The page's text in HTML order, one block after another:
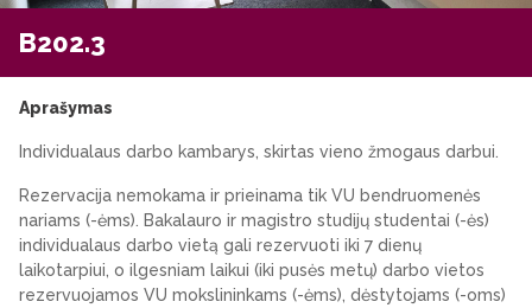
B202.3
Aprašymas
Individualaus darbo kambarys, skirtas vieno žmogaus darbui.
Rezervacija nemokama ir prieinama tik VU bendruomenės
nariams (-ėms). Bakalauro ir magistro studijų studentai (-ės)
individualaus darbo vietą gali rezervuoti iki 7 dienų
laikotarpiui, o ilgesniam laikui (iki pusės metų) darbo vietos
rezervuojamos VU mokslininkams (-ėms), dėstytojams (-oms)